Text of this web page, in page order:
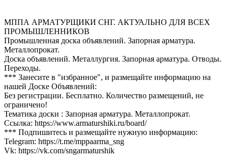
МППА АРМАТУРЩИКИ СНГ. АКТУАЛЬНО ДЛЯ ВСЕХ
ПРОМЫШЛЕННИКОВ
Промышленная доска объявлений. Запорная арматура.
Металлопрокат.
Доска объявлений. Металлургия. Запорная арматура. Отводы.
Переходы.
*** Занесите в "избранное", и размещайте информацию на
нашей Доске Объявлений:
Без регистрации. Бесплатно. Количество размещений, не
ограничено!
Тематика доски : Запорная арматура. Металлопрокат.
Ссылка: https://www.armaturshiki.ru/board/
*** Подпишитесь и размещайте нужную информацию:
Telegram: https://t.me/mppaarma_sng
Vk: https://vk.com/sngarmaturshik